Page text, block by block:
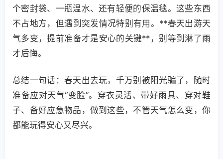
个密封袋、一瓶温水、还有轻便的保温毯。这些东西
不占地方，但遇到突发情况特别有用。**春天出游天
气多变，提前准备才是安心的关键**，别等到淋了雨
才后悔。
总结一句话：春天出去玩，千万别被阳光骗了，随时
准备应对天气“变脸”。穿衣灵活、带好雨具、穿对鞋
子、备好应急物品，做到这些，不管天气怎么变，你
都能玩得安心又尽兴。